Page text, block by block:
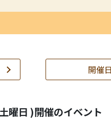
開催
曜日 )開催のイベント